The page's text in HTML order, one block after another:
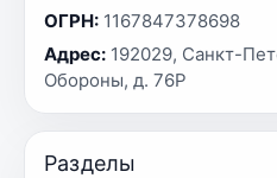
ОГРН: 1167847378698
Адрес: 192029, Санкт-
Обороны, д. 76Р
Разделы